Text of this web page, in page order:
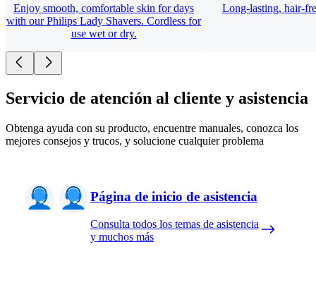
Enjoy smooth, comfortable skin for days
with our Philips Lady Shavers. Cordless for
use wet or dry.
Long-lasting, hair-
Servicio de atención al cliente y asistencia
Obtenga ayuda con su producto, encuentre manuales, conozca los
mejores consejos y trucos, y solucione cualquier problema
Página de inicio de asistencia
Consulta todos los temas de asistencia
y muchos más